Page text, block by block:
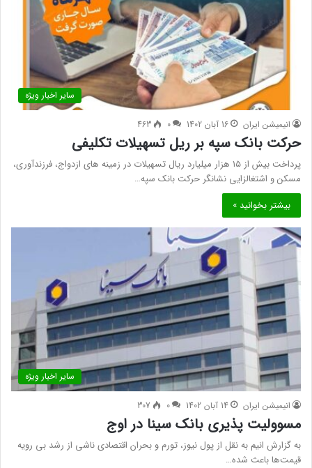
سایر اخبار ویژه
انیمیشن ایران 16 آبان 1402 0
463
حرکت بانک سپه بر ریل تسهیلات تکلیفی
پرداخت بیش از ۱۵ هزار میلیارد ریال تسهیلات در زمینه های ازدواج، فرزندآوری،
مسکن و اشتغالزایی نشانگر حرکت بانک سپه…
بیشتر بخوانید »
سایر اخبار ویژه
انیمیشن ایران 14 آبان 1402 0
307
مسوولیت پذیری بانک سینا در اوج
به گزارش انیم به نقل از پول نیوز، تورم و بحران اقتصادی ناشی از رشد بی رویه
قیمت‌ها باعث شده…